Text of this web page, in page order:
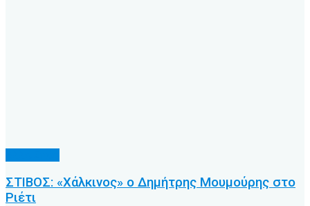
ΣΤΙΒΟΣ: «Χάλκινος» ο Δημήτρης Μουμούρης στο
Ριέτι